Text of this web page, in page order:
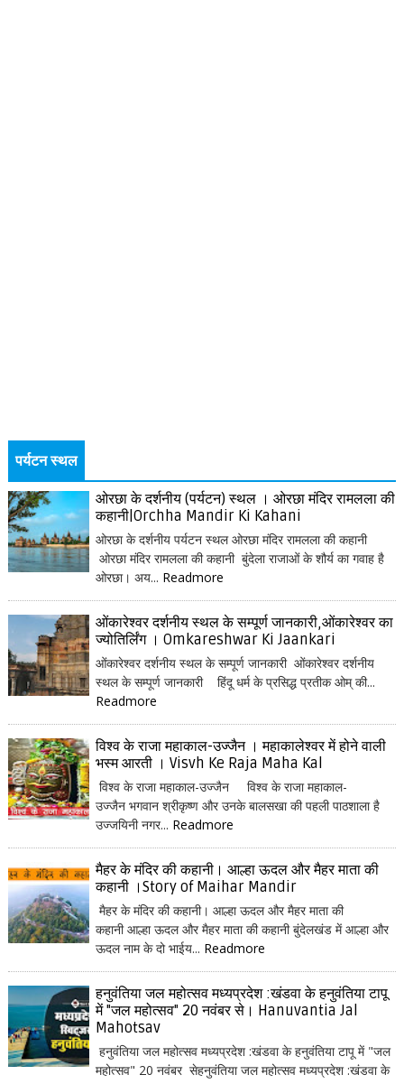
पर्यटन स्थल
ओरछा के दर्शनीय (पर्यटन) स्थल । ओरछा मंदिर रामलला की
कहानी|Orchha Mandir Ki Kahani
ओरछा के दर्शनीय पर्यटन स्थल ओरछा मंदिर रामलला की कहानी
ओरछा मंदिर रामलला की कहानी बुंदेला राजाओं के शौर्य का गवाह है
ओरछा। अय... Readmore
ओंकारेश्वर दर्शनीय स्थल के सम्पूर्ण जानकारी,ओंकारेश्वर का
ज्योतिर्लिंग । Omkareshwar Ki Jaankari
ओंकारेश्वर दर्शनीय स्थल के सम्पूर्ण जानकारी ओंकारेश्वर दर्शनीय
स्थल के सम्पूर्ण जानकारी हिंदू धर्म के प्रसिद्ध प्रतीक ओम् की...
Readmore
विश्व के राजा महाकाल-उज्जैन । महाकालेश्वर में होने वाली
भस्म आरती । Visvh Ke Raja Maha Kal
विश्व के राजा महाकाल-उज्जैन विश्व के राजा महाकाल-
उज्जैन भगवान श्रीकृष्ण और उनके बालसखा की पहली पाठशाला है
उज्जयिनी नगर... Readmore
मैहर के मंदिर की कहानी। आल्हा ऊदल और मैहर माता की
कहानी ।Story of Maihar Mandir
मैहर के मंदिर की कहानी। आल्हा ऊदल और मैहर माता की
कहानी आल्हा ऊदल और मैहर माता की कहानी बुंदेलखंड में आल्हा और
ऊदल नाम के दो भाईय... Readmore
हनुवंतिया जल महोत्सव मध्यप्रदेश :खंडवा के हनुवंतिया टापू
में "जल महोत्सव" 20 नवंबर से। Hanuvantia Jal
Mahotsav
हनुवंतिया जल महोत्सव मध्यप्रदेश :खंडवा के हनुवंतिया टापू में "जल
महोत्सव" 20 नवंबर सेहनुवंतिया जल महोत्सव मध्यप्रदेश :खंडवा के